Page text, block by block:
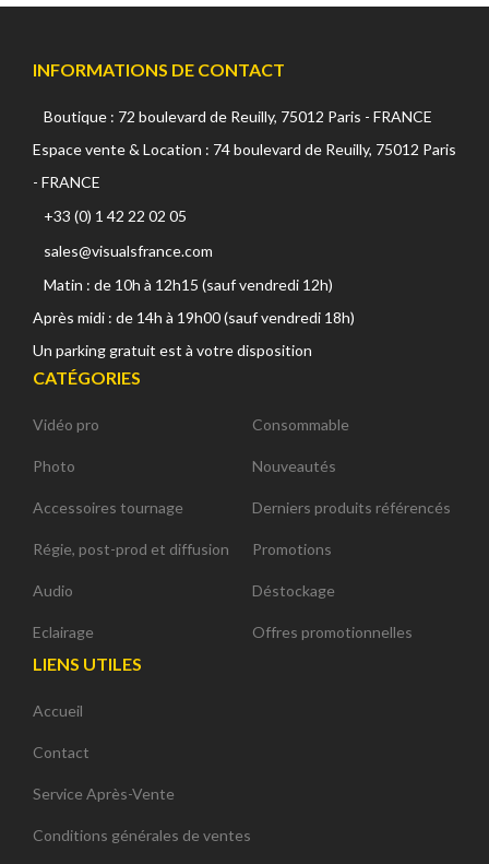
INFORMATIONS DE CONTACT
Boutique : 72 boulevard de Reuilly, 75012 Paris - FRANCE
Espace vente & Location : 74 boulevard de Reuilly, 75012 Paris
- FRANCE
+33 (0) 1 42 22 02 05
sales@visualsfrance.com
Matin : de 10h à 12h15 (sauf vendredi 12h)
Après midi : de 14h à 19h00 (sauf vendredi 18h)
Un parking gratuit est à votre disposition
CATÉGORIES
Vidéo pro
Photo
Accessoires tournage
Régie, post-prod et diffusion
Audio
Eclairage
Consommable
Nouveautés
Derniers produits référencés
Promotions
Déstockage
Offres promotionnelles
LIENS UTILES
Accueil
Contact
Service Après-Vente
Conditions générales de ventes